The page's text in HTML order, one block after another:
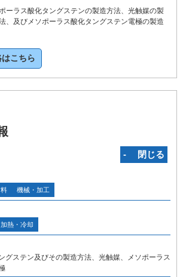
ーラス酸化タングステンの製造方法、光触媒の製
、及びメソポーラス酸化タングステン電極の製造
こちら
‐ 閉じる
機械・加工
加熱・冷却
グステン及びその製造方法、光触媒、メソポーラス